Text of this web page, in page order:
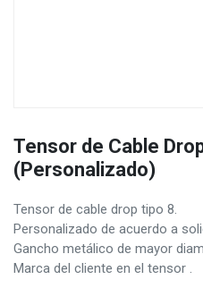
Tensor de Cable
(Personalizado)
Tensor de cable drop tipo 8.
Personalizado de acuerdo a
Gancho metálico de mayor
Marca del cliente en el tensor .